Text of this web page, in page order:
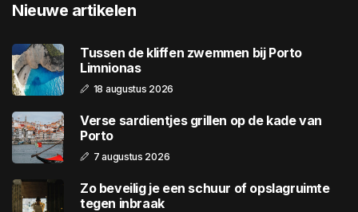
Nieuwe artikelen
Tussen de kliffen zwemmen bij Porto
Limnionas
18 augustus 2026
Verse sardientjes grillen op de kade van
Porto
7 augustus 2026
Zo beveilig je een schuur of opslagruimte
tegen inbraak